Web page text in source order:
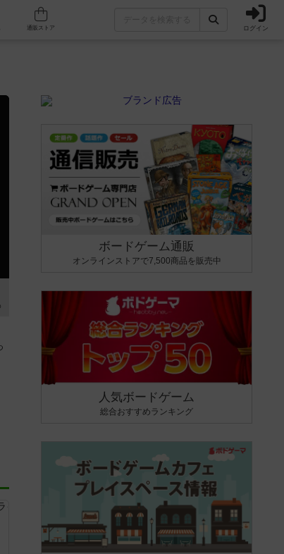
人気ボードゲーム ログイン
ボードゲーム通販
オンラインストアで7,500商品を販売中
人気ボードゲーム
総合おすすめランキング